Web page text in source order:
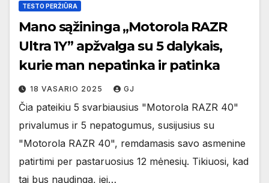
TESTO PERŽIŪRA
Mano sąžininga „Motorola RAZR
Ultra 1Y” apžvalga su 5 dalykais,
kurie man nepatinka ir patinka
18 VASARIO 2025 GJ
Čia pateikiu 5 svarbiausius "Motorola RAZR 40"
privalumus ir 5 nepatogumus, susijusius su
"Motorola RAZR 40", remdamasis savo asmenine
patirtimi per pastaruosius 12 mėnesių. Tikiuosi, kad
tai bus naudinga, jei…